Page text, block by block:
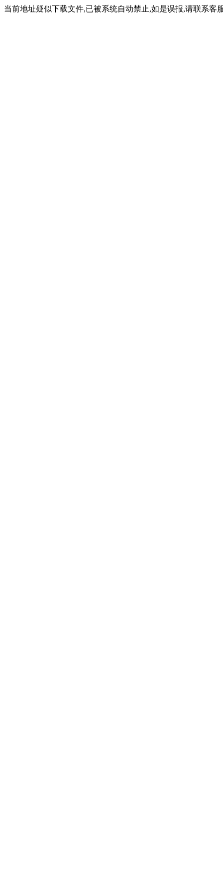
当前地址疑似下载文件,已被系统自动禁止,如是误报,请联系客